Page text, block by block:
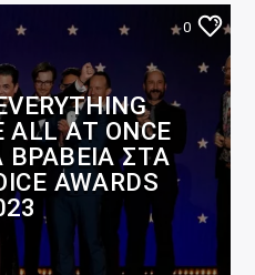
0
ALL AT ONCE
ΒΡΑΒΕΊΑ ΣΤΑ
AWARDS